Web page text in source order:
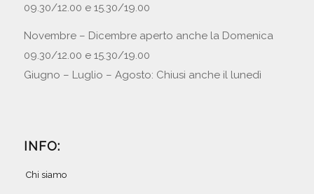
09.30/12.00 e 15.30/19.00
Novembre – Dicembre aperto anche la Domenica
09.30/12.00 e 15.30/19.00
Giugno – Luglio – Agosto: Chiusi anche il lunedì
INFO:
Chi siamo